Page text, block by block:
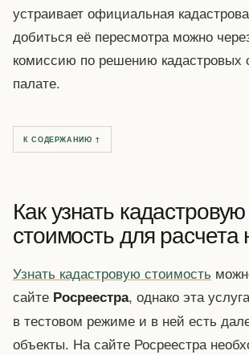
устраивает официальная
добиться её пересмотра можно
комиссию по решению кадастровых
палате.
К СОДЕРЖАНИЮ ↑
Как узнать кадастровую
стоимость для расчета
Узнать кадастровую стоимость
сайте Росреестра, однако эта
в тестовом режиме и в ней есть
объекты. На сайте Росреестра